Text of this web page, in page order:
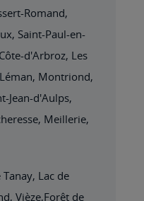
Romand,
Saint-Paul-en-
d'Arbroz, Les
Montriond,
Jean-d'Aulps,
Meillerie,
Lac de
Vièze,Forêt de